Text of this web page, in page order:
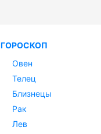
ГОРОСКОП
Овен
Телец
Близнецы
Рак
Лев